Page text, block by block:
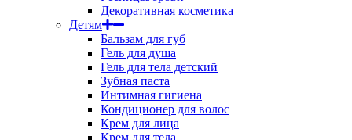
Декоративная косметика
Детям
Бальзам для губ
Гель для душа
Гель для тела детский
Зубная паста
Интимная гигиена
Кондиционер для волос
Крем для лица
Крем для тела